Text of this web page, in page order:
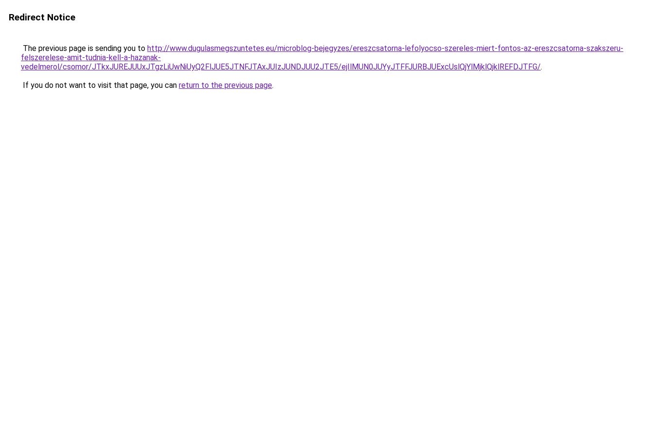
Redirect Notice
The previous page is sending you to http://www.dugulasmegszuntetes.eu/microblog-bejegyzes/ereszcsatorna-lefolyocso-szereles-miert-fontos-az-ereszcsatorna-szakszeru-
felszerelese-amit-tudnia-kell-a-hazanak-
vedelmerol/csomor/JTkxJUREJUUxJTgzLiUwNiUyQ2FlJUE5JTNFJTAxJUIzJUNDJUU2JTE5/ejIlMUN0JUYyJTFFJURBJUExcUslQjYlMjklQjklREFDJTFG/.
If you do not want to visit that page, you can return to the previous page.